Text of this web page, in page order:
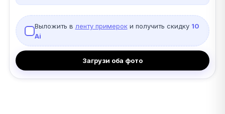
Выложить в ленту примероки получить скидку 10
Ai
Загрузи оба фото